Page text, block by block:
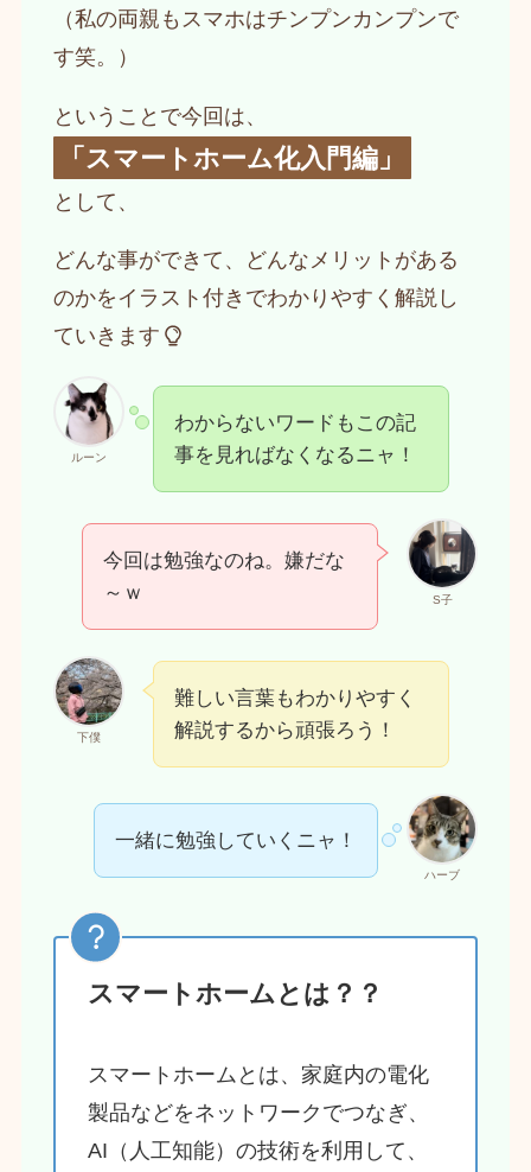
（私の両親もスマホはチンプンカンプンで
す笑。）
ということで今回は、
「スマートホーム化入門編」
として、
どんな事ができて、どんなメリットがある
のかをイラスト付きでわかりやすく解説し
ていきます
ルーン
わからないワードもこの記
事を見ればなくなるニャ！
S子
今回は勉強なのね。嫌だな
～ｗ
下僕
難しい言葉もわかりやすく
解説するから頑張ろう！
ハーブ
一緒に勉強していくニャ！
スマートホームとは？？
スマートホームとは、家庭内の電化
製品などをネットワークでつなぎ、
AI（人工知能）の技術を利用して、